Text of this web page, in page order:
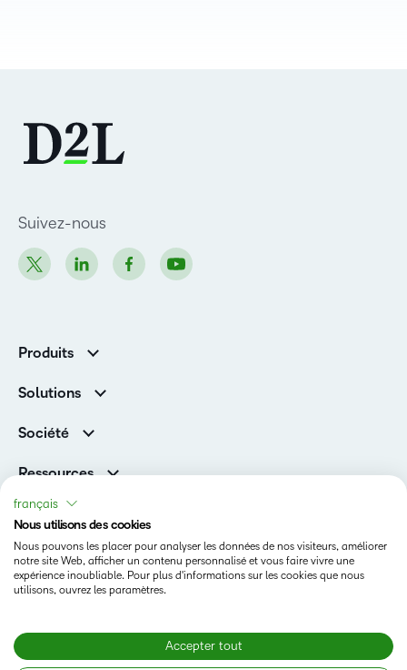
Suivez-nous
Produits
Services et assistance
Solutions
D2L pour les entreprises
De la maternelle à la 12e année
Organisations de formation
Société
Fil d’actualité
Prix et reconnaissances
Relations avec les investisseurs
Ressources
Versions de produits D2L
Communauté
Statut
Conditions d’utilisation
français
Nous utilisons des cookies
Nous pouvons les placer pour analyser les données de nos visiteurs, améliorer
notre site Web, afficher un contenu personnalisé et vous faire vivre une
expérience inoubliable. Pour plus d'informations sur les cookies que nous
utilisons, ouvrez les paramètres.
Accepter tout